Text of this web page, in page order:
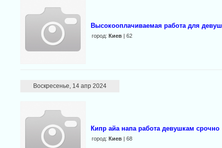
Высокооплачиваемая работа для
город: Киев| 62
Воскресенье, 14 апр 2024
Кипр айа напа работа девушкам срочно
город: Киев| 68